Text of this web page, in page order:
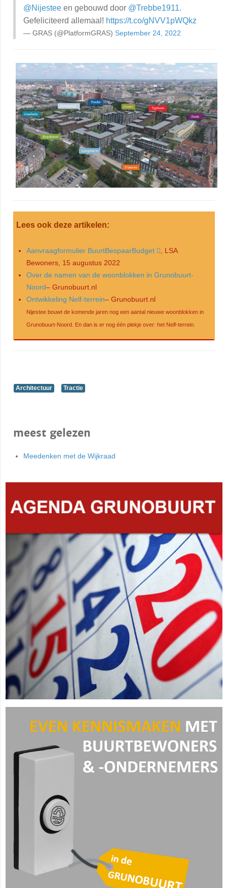
@Nijestee en gebouwd door @Trebbe1911.
Gefeliciteerd allemaal! https://t.co/gNVV1pWQkz
— GRAS (@PlatformGRAS) September 24, 2022
Lees ook deze artikelen:
Aanvraagformulier BuurtBespaarBudget
, LSA
Bewoners, 15 augustus 2022
Over de namen van de woonblokken in Grunobuurt-
Noord– Grunobuurt.nl
Ontwikkeling Nelf-terrein– Grunobuurt.nl
Nijestee bouwt de komende jaren nog een aantal nieuwe woonblokken in
Grunobuurt-Noord. En dan is er nog één plekje over: het Nelf-terrein.
Architectuur Tractie
meest gelezen
Meedenken met de Wijkraad